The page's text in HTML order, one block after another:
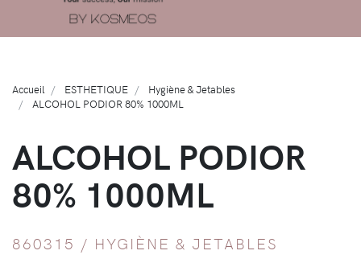
Accueil ESTHETIQUE
Hygiène & Jetables
ALCOHOL PODIOR 80% 1000ML
ALCOHOL PODIOR
80% 1000ML
860315 / HYGIÈNE & JETABLES